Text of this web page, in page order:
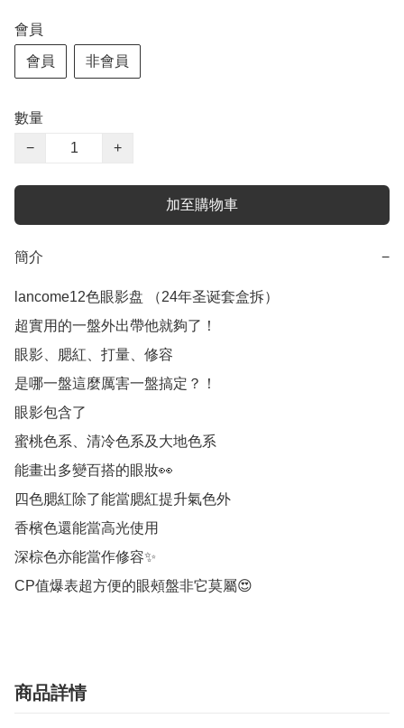
會員
會員 非會員
數量
−
+
加至購物車
簡介 −
lancome12色眼影盘 （24年圣诞套盒拆）
超實用的一盤外出帶他就夠了！
眼影、腮紅、打量、修容
是哪一盤這麼厲害一盤搞定？！
眼影包含了
蜜桃色系、清冷色系及大地色系
能畫出多變百搭的眼妝👀
四色腮紅除了能當腮紅提升氣色外
香檳色還能當高光使用
深棕色亦能當作修容✨
CP值爆表超方便的眼頰盤非它莫屬😍
商品詳情